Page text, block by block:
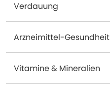
Verdauung
Arzneimittel-Gesundheit
Vitamine & Mineralien